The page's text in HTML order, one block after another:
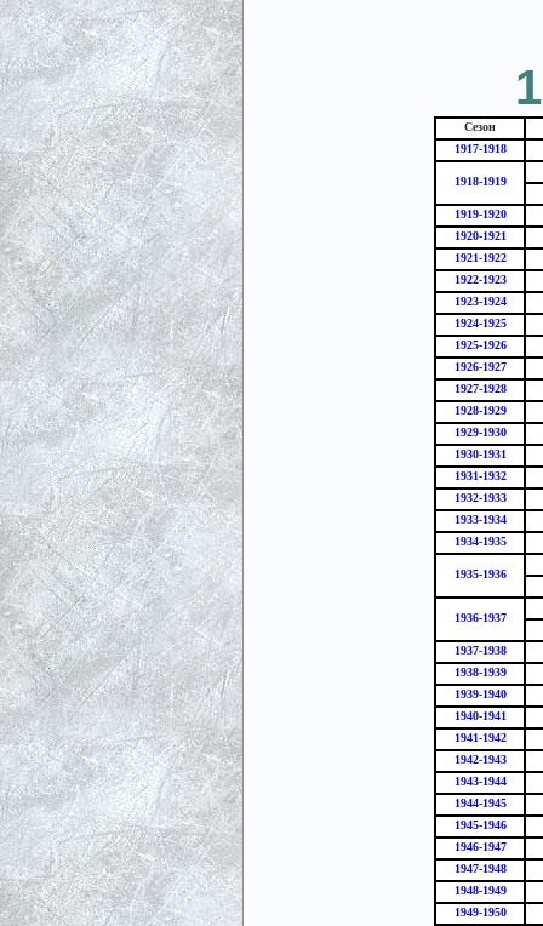
Сезон
1917-1918
1918-1919
1919-1920
1920-1921
1921-1922
1922-1923
1923-1924
1924-1925
1925-1926
1926-1927
1927-1928
1928-1929
1929-1930
1930-1931
1931-1932
1932-1933
1933-1934
1934-1935
1935-1936
1936-1937
1937-1938
1938-1939
1939-1940
1940-1941
1941-1942
1942-1943
1943-1944
1944-1945
1945-1946
1946-1947
1947-1948
1948-1949
1949-1950